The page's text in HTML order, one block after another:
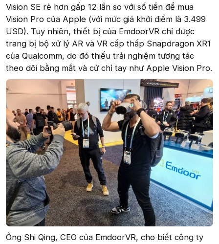
Vision SE rẻ hơn gấp 12 lần so với số tiền để mua
Vision Pro của Apple (với mức giá khởi điểm là 3.499
USD). Tuy nhiên, thiết bị của EmdoorVR chỉ được
trang bị bộ xử lý AR và VR cấp thấp Snapdragon XR1
của Qualcomm, do đó thiếu trải nghiệm tương tác
theo dõi bằng mắt và cử chỉ tay như Apple Vision Pro.
Ông Shi Qing, CEO của EmdoorVR, cho biết công ty